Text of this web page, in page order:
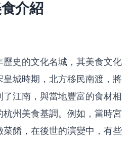
介紹
史的文化名城，其美食文化
城時期，北方移民南渡，將
江南，與當地豐富的食材相
州美食基調。例如，當時宮
餚，在後世的演變中，有些